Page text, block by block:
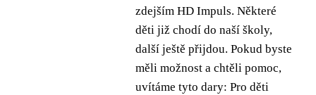
zdejším HD Impuls. Některé
děti již chodí do naší školy,
další ještě přijdou. Pokud byste
měli možnost a chtěli pomoc,
uvítáme tyto dary: Pro děti